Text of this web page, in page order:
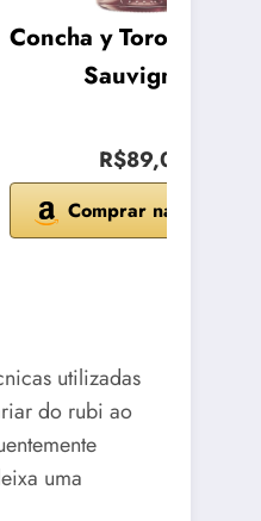
Concha y Toro Cabernet
Sauvignon
R$89,00
Comprar na Amazon
utilizadas
do rubi ao
uma